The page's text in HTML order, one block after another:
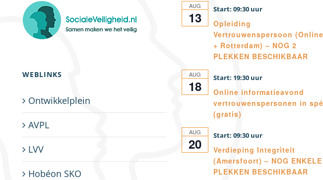
WEBLINKS
Ontwikkelplein
AVPL
LVV
Hobéon SKO
AUG
13 09:30
Opleiding
Vertrouwenspersoon (Online
+ Rotterdam) – NOG 2
PLEKKEN BESCHIKBAAR
AUG
18 19:30
Online informatieavond
vertrouwenspersonen in spé
(gratis)
AUG
20 09:30
Verdieping Integriteit
(Amersfoort) – NOG ENKELE
PLEKKEN BESCHIKBAAR